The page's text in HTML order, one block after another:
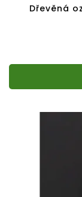
Dřevěná